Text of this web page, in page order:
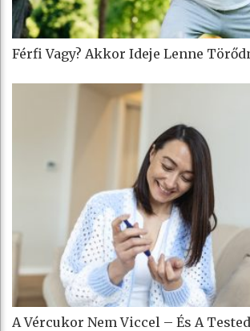
Férfi Vagy? Akkor Ideje Lenne
A Vércukor Nem Viccel – És A